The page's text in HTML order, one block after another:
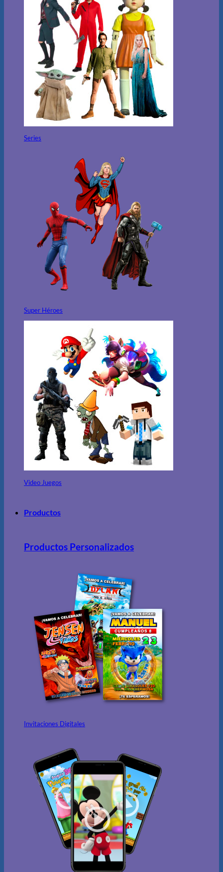
Series
Super Héroes
Video Juegos
Productos
Productos Personalizados
Invitaciones Digitales